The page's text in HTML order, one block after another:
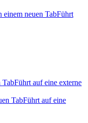
einem neuen TabFührt
TabFührt auf eine externe
TabFührt auf eine